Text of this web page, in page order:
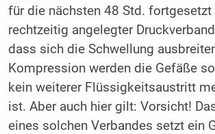
für die nächsten 48 Std. fortgesetzt
rechtzeitig angelegter
dass sich die Schwellung
Kompression werden die Gefäße
kein weiterer Flüssigkeitsaustritt
ist. Aber auch hier gilt: Vorsicht!
eines solchen Verbandes setzt ein